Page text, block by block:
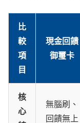
比
較
項
目
現金回饋
御璽卡
核
心
無腦刷、
回饋無上